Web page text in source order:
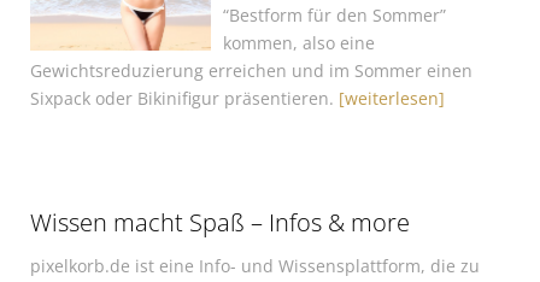
“Bestform für den Sommer”
kommen, also eine
Gewichtsreduzierung erreichen und im Sommer einen
Sixpack oder Bikinifigur präsentieren. [weiterlesen]
Wissen macht Spaß – Infos & more
pixelkorb.de ist eine Info- und Wissensplattform, die zu